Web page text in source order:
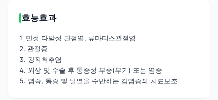
효능효과
1. 만성 다발성 관절염, 류마티스관절염
2. 관절증
3. 강직척추염
4. 외상 및 수술 후 통증성 부종(부기) 또는 염증
5. 염증, 통증 및 발열을 수반하는 감염증의 치료보조